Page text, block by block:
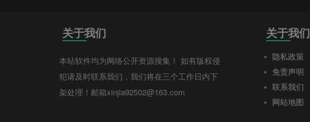
关于我们
本站软件均为网络公开资源搜集！ 如有版权侵
犯请及时联系我们，我们将在三个工作日内下
架处理！邮箱xinjia92502@163.com
关于我们
隐私政策
免责声明
联系我们
网站地图